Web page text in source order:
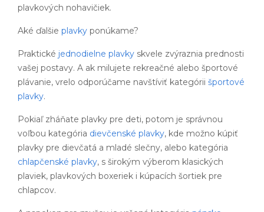
plavkových nohavičiek.
Aké ďalšie plavky ponúkame?
Praktické jednodielne plavky skvele zvýraznia prednosti
vašej postavy. A ak milujete rekreačné alebo športové
plávanie, vrelo odporúčame navštíviť kategórii športové
plavky.
Pokiaľ zháňate plavky pre deti, potom je správnou
voľbou kategória dievčenské plavky, kde možno kúpiť
plavky pre dievčatá a mladé slečny, alebo kategória
chlapčenské plavky, s širokým výberom klasických
plaviek, plavkových boxeriek i kúpacích šortiek pre
chlapcov.